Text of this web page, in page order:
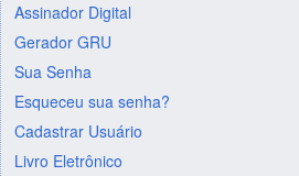
Assinador Digital
Gerador GRU
Sua Senha
Esqueceu sua senha?
Cadastrar Usuário
Livro Eletrônico